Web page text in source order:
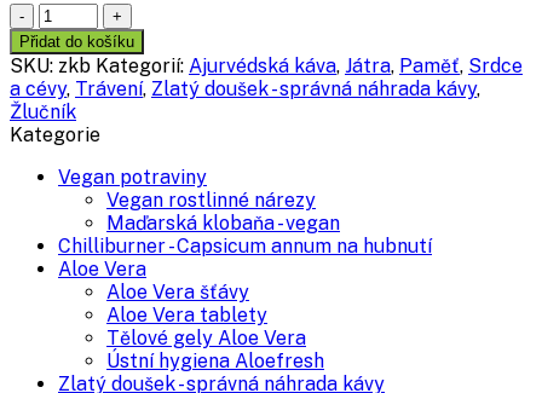
Ajurvédská
káva
BRAHMI
100
g,
podpora
paměti
množství
Přidat do košíku
SKU: zkb Kategorií: Ajurvédská káva, Játra, Paměť, Srdce
a cévy, Trávení, Zlatý doušek - správná náhrada kávy,
Žlučník
Kategorie
Vegan potraviny
Vegan rostlinné nárezy
Maďarská klobaňa - vegan
Chilliburner - Capsicum annum na hubnutí
Aloe Vera
Aloe Vera šťávy
Aloe Vera tablety
Tělové gely Aloe Vera
Ústní hygiena Aloefresh
Zlatý doušek - správná náhrada kávy